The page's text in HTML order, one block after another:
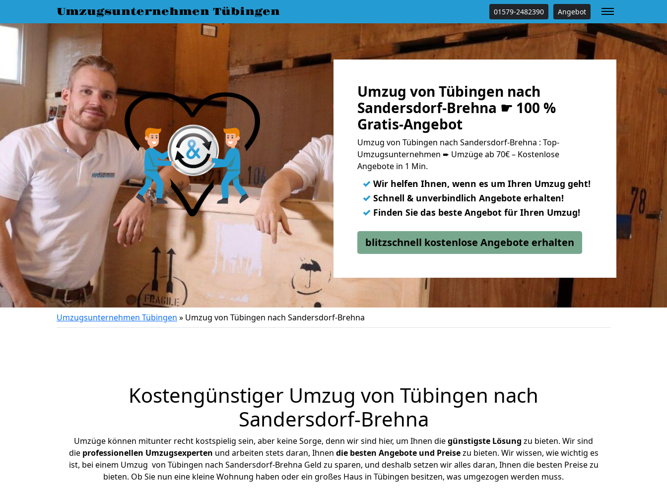
Umzugsunternehmen Tübingen 01579-2482390 Angebot
Umzug von Tübingen nach
Sandersdorf-Brehna ☛ 100 %
Gratis-Angebot
Umzug von Tübingen nach Sandersdorf-Brehna : Top-
Umzugsunternehmen ➨ Umzüge ab 70€ – Kostenlose
Angebote in 1 Min.
✓ Wir helfen Ihnen, wenn es um Ihren Umzug geht!
✓ Schnell & unverbindlich Angebote erhalten!
✓ Finden Sie das beste Angebot für Ihren Umzug!
blitzschnell kostenlose Angebote erhalten
Umzugsunternehmen Tübingen » Umzug von Tübingen nach Sandersdorf-Brehna
Kostengünstiger Umzug von Tübingen nach
Sandersdorf-Brehna
Umzüge können mitunter recht kostspielig sein, aber keine Sorge, denn wir sind hier, um Ihnen diegünstigste Lösung zu bieten. Wir sind
die professionellen Umzugsexperten und arbeiten stets daran, Ihnen die besten Angebote und Preisezu bieten. Wir wissen, wie wichtig es
ist, bei einem Umzug von Tübingen nach Sandersdorf-Brehna Geld zu sparen, und deshalb setzen wir alles daran, Ihnen die besten Preise zu
bieten. Ob Sie nun eine kleine Wohnung haben oder ein großes Haus in Tübingen besitzen, was umgezogen werden muss.